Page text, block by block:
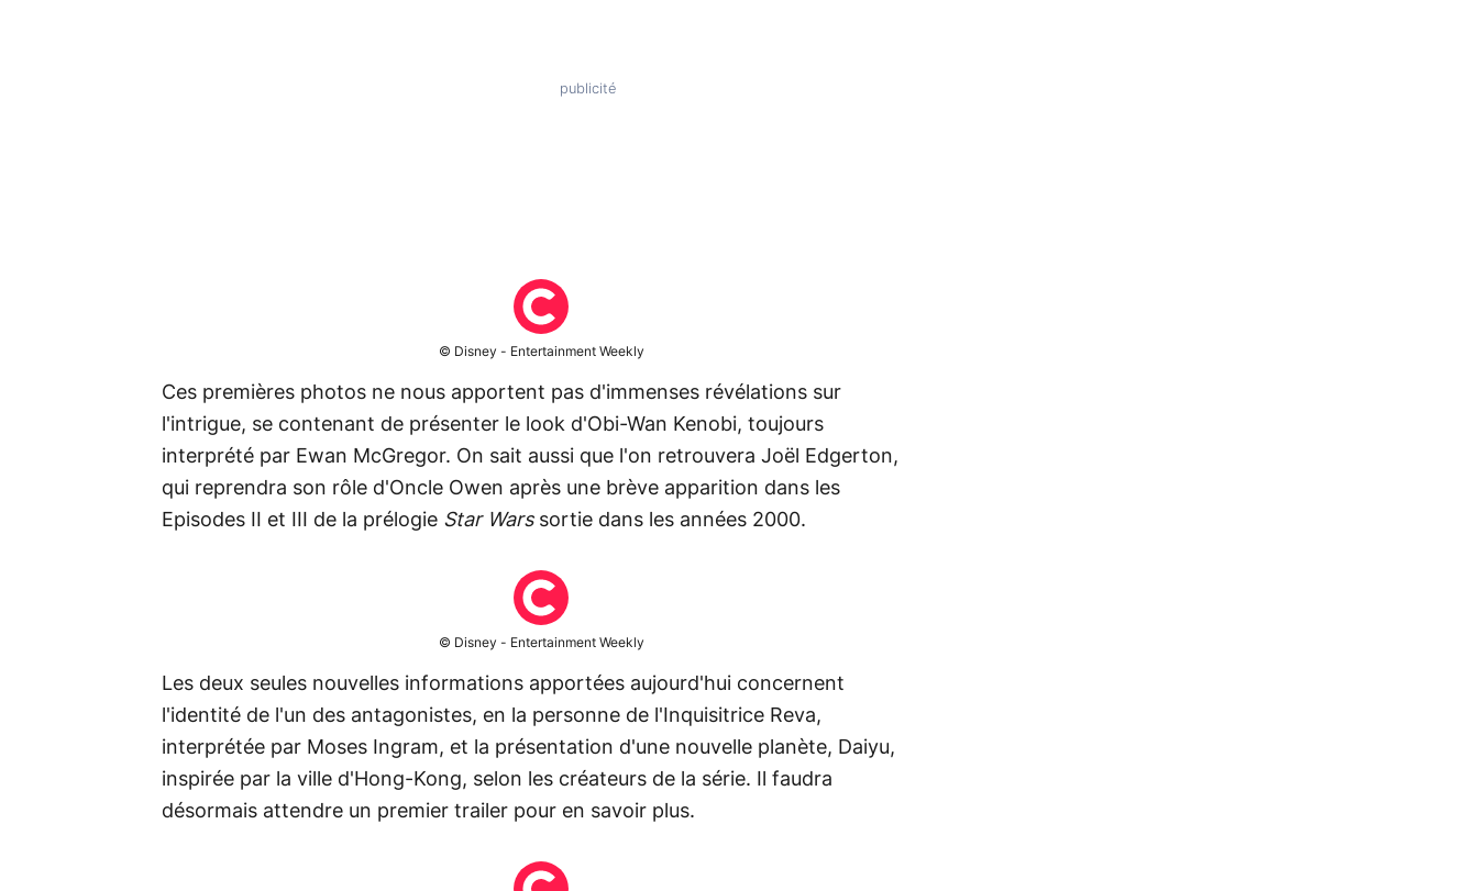
© Disney - Entertainment Weekly
Ces premières photos ne nous apportent pas d'immenses révélations sur
l'intrigue, se contenant de présenter le look d'Obi-Wan Kenobi, toujours
interprété par Ewan McGregor. On sait aussi que l'on retrouvera Joël Edgerton,
qui reprendra son rôle d'Oncle Owen après une brève apparition dans les
Episodes II et III de la prélogie Star Warssortie dans les années 2000.
© Disney - Entertainment Weekly
Les deux seules nouvelles informations apportées aujourd'hui concernent
l'identité de l'un des antagonistes, en la personne de l'Inquisitrice Reva,
interprétée par Moses Ingram, et la présentation d'une nouvelle planète, Daiyu,
inspirée par la ville d'Hong-Kong, selon les créateurs de la série. Il faudra
désormais attendre un premier trailer pour en savoir plus.